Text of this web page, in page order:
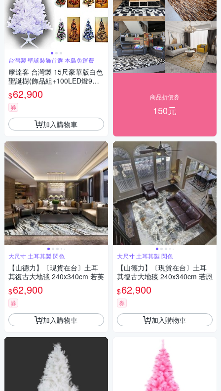
台灣製 聖誕裝飾首選 本島免運費
摩達客 台灣製 15尺豪華版白色
聖誕樹(飾品組+100LED燈9串
附控制器) 本島免運費
$62,900
券
加入購物車
大尺寸 土耳其製 閃色
【山德力】〔現貨在台〕土耳
其復古大地毯 240x340cm 若芙
$62,900
券
加入購物車
商品折價券
150元
大尺寸 土耳其製 閃色
【山德力】〔現貨在台〕土耳
其復古大地毯 240x340cm 若恩
$62,900
券
加入購物車